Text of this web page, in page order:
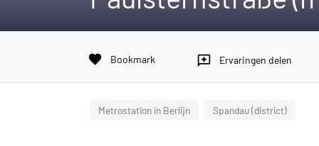
favorite Bookmark reviews Ervaringen delen
Metrostation in Berlijn Spandau (district)